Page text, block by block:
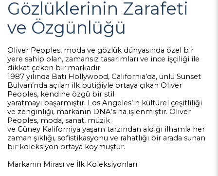
Gözlüklerinin Zarafeti
ve Özgünlüğü
Oliver Peoples, moda ve gözlük dünyasında özel bir
yere sahip olan, zamansız tasarımları ve ince işçiliği ile
dikkat çeken bir markadır.
1987 yılında Batı Hollywood, California’da, ünlü Sunset
Bulvarı’nda açılan ilk butiğiyle ortaya çıkan Oliver
Peoples, kendine özgü bir stil
yaratmayı başarmıştır. Los Angeles’ın kültürel çeşitliliği
ve zenginliği, markanın DNA’sına işlenmiştir. Oliver
Peoples, moda, sanat, müzik
ve Güney Kaliforniya yaşam tarzından aldığı ilhamla her
zaman şıklığı, sofistikasyonu ve rahatlığı bir arada sunan
bir koleksiyon ortaya koymuştur.
Markanın Mirası ve İlk Koleksiyonları